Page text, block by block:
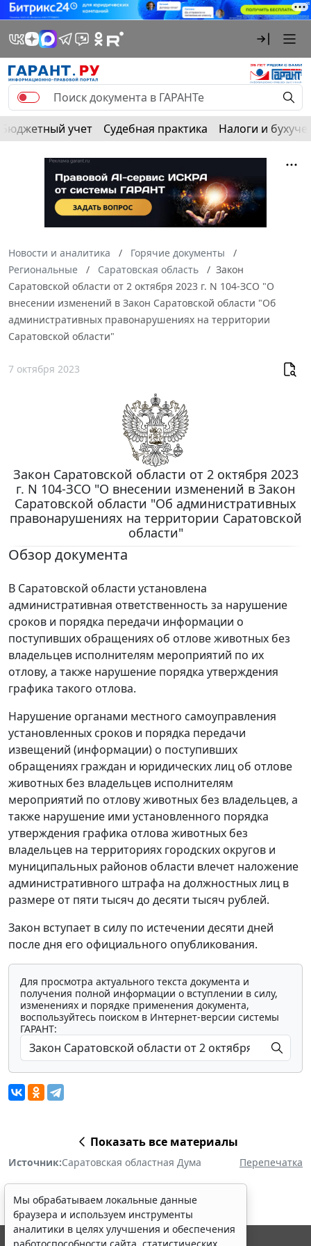
Бюджетный учет Судебная практика Налоги и
Новости и аналитика
Горячие документы
Региональные
Саратовская область
Закон
Саратовской области от 2 октября 2023 г. N 104-ЗСО "О
внесении изменений в Закон Саратовской области "Об
административных правонарушениях на территории
Саратовской области"
7 октября 2023
Закон Саратовской области от 2 октября 2023
г. N 104-ЗСО "О внесении изменений в Закон
Саратовской области "Об административных
правонарушениях на территории Саратовской
области"
Обзор документа
В Саратовской области установлена
административная ответственность за нарушение
сроков и порядка передачи информации о
поступивших обращениях об отлове животных без
владельцев исполнителям мероприятий по их
отлову, а также нарушение порядка утверждения
графика такого отлова.
Нарушение органами местного самоуправления
установленных сроков и порядка передачи
извещений (информации) о поступивших
обращениях граждан и юридических лиц об отлове
животных без владельцев исполнителям
мероприятий по отлову животных без владельцев, а
также нарушение ими установленного порядка
утверждения графика отлова животных без
владельцев на территориях городских округов и
муниципальных районов области влечет наложение
административного штрафа на должностных лиц в
размере от пяти тысяч до десяти тысяч рублей.
Закон вступает в силу по истечении десяти дней
после дня его официального опубликования.
Для просмотра актуального текста документа и
получения полной информации о вступлении в силу,
изменениях и порядке применения документа,
воспользуйтесь поиском в Интернет-версии системы
ГАРАНТ:
Показать все материалы
Источник:Саратовская областная Дума Перепечатка
Мы обрабатываем локальные данные
браузера и используем инструменты
аналитики в целях улучшения и обеспечения